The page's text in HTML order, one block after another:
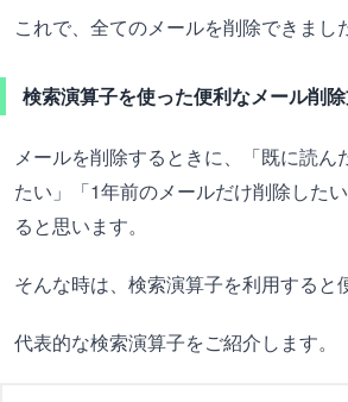
これで、全てのメールを削除できまし
検索演算子を使った便利なメール削
メールを削除するときに、「既に読ん
たい」「1年前のメールだけ削除した
ると思います。
そんな時は、検索演算子を利用すると
代表的な検索演算子をご紹介します。